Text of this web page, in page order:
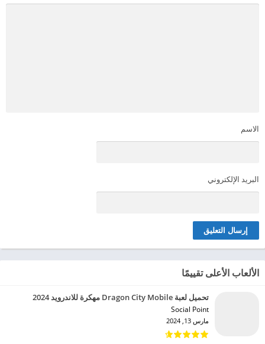
الاسم
البريد الإلكتروني
الألعاب الأعلى تقييمًا
تحميل لعبة Dragon City Mobile مهكرة للاندرويد 2024
Social Point‏
مارس 13, 2024